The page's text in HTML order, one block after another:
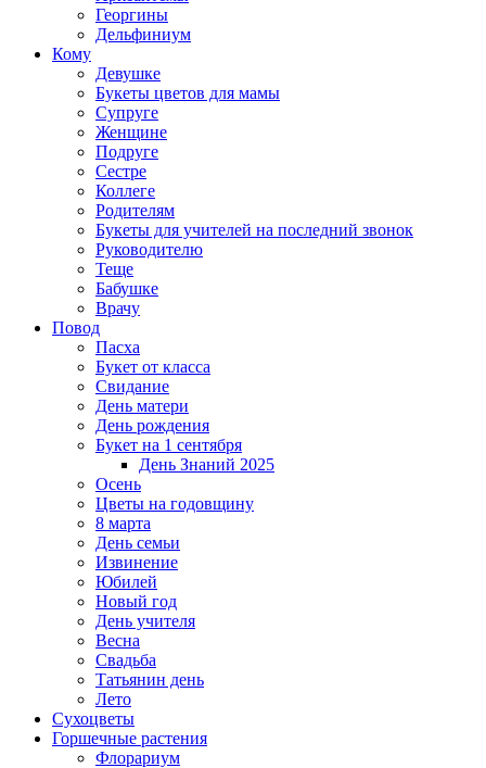
Георгины
Дельфиниум
Кому
Девушке
Букеты цветов для мамы
Супруге
Женщине
Подруге
Сестре
Коллеге
Родителям
Букеты для учителей на последний звонок
Руководителю
Теще
Бабушке
Врачу
Повод
Пасха
Букет от класса
Свидание
День матери
День рождения
Букет на 1 сентября
День Знаний 2025
Осень
Цветы на годовщину
8 марта
День семьи
Извинение
Юбилей
Новый год
День учителя
Весна
Свадьба
Татьянин день
Лето
Сухоцветы
Горшечные растения
Флорариум